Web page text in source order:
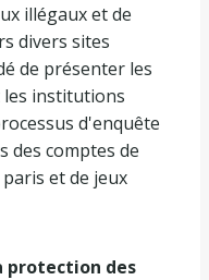
illégaux et de
divers sites
de présenter les
les institutions
d'enquête
des comptes de
et de jeux
protection des